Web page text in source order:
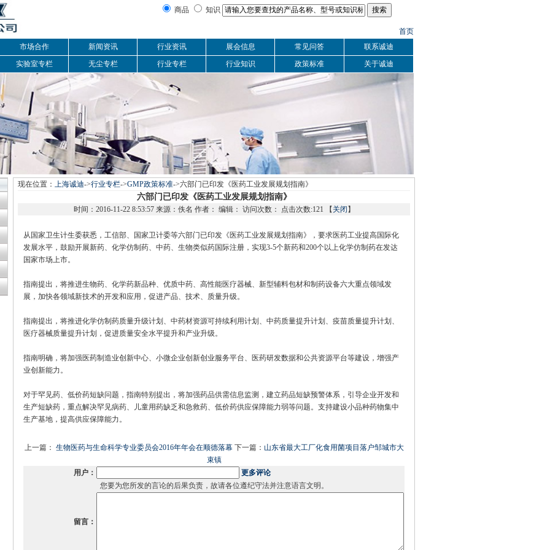
商品 知识
首页
市场合作
新闻资讯 行业资讯 展会信息 常见问答
联系诚迪
实验室专栏
无尘专栏 行业专栏 行业知识 政策标准 关于诚迪
现在位置： 上海诚迪->行业专栏->GMP政策标准->六部门已印发《医药工业发展规划指南》
六部门已印发《医药工业发展规划指南》
时间：2016-11-22 8:53:57 来源：佚名 作者： 编辑： 访问次数： 点击次数:121 【 关闭 】
从国家卫生计生委获悉，工信部、国家卫计委等六部门已印发《医药工业发展规划指南》，要求医药工业提高国际化
发展水平，鼓励开展新药、化学仿制药、中药、生物类似药国际注册，实现3-5个新药和200个以上化学仿制药在发达
国家市场上市。
指南提出，将推进生物药、化学药新品种、优质中药、高性能医疗器械、新型辅料包材和制药设备六大重点领域发
展，加快各领域新技术的开发和应用，促进产品、技术、质量升级。
指南提出，将推进化学仿制药质量升级计划、中药材资源可持续利用计划、中药质量提升计划、疫苗质量提升计划、
医疗器械质量提升计划，促进质量安全水平提升和产业升级。
指南明确，将加强医药制造业创新中心、小微企业创新创业服务平台、医药研发数据和公共资源平台等建设，增强产
业创新能力。
对于罕见药、低价药短缺问题，指南特别提出，将加强药品供需信息监测，建立药品短缺预警体系，引导企业开发和
生产短缺药，重点解决罕见病药、儿童用药缺乏和急救药、低价药供应保障能力弱等问题。支持建设小品种药物集中
生产基地，提高供应保障能力。
上一篇： 生物医药与生命科学专业委员会2016年年会在顺德落幕下一篇： 山东省最大工厂化食用菌项目落户邹城市大
束镇
用户：
更多评论
您要为您所发的言论的后果负责，故请各位遵纪守法并注意语言文明。
留言：